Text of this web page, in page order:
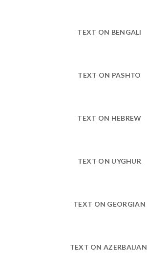
TEXT ON BENGALI
TEXT ON PASHTO
TEXT ON HEBREW
TEXT ON UYGHUR
TEXT ON GEORGIAN
TEXT ON